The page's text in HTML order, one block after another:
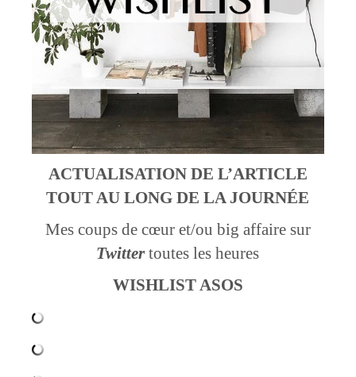
ACTUALISATION DE L’ARTICLE
TOUT AU LONG DE LA JOURNÉE
Mes coups de cœur et/ou big affaire sur
Twittertoutes les heures
WISHLIST ASOS